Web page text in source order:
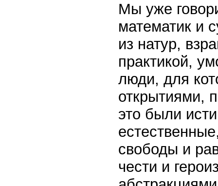
Мы уже
математик и
из натур,
практикой,
люди, для
открытиями,
это были
свободы и
чести и